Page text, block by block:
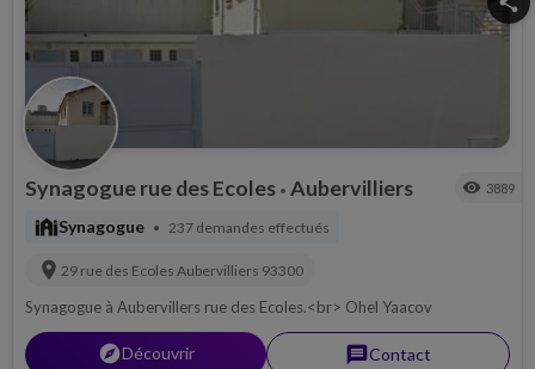
Synagogue rue des Ecoles • Aubervilliers visibility 3889
synagogueSynagogue • 237 demandes effectués
location_on 29 rue des Ecoles Aubervilliers 93300
Synagogue à Aubervillers rue des Ecoles.<br> Ohel Yaacov
explorerDécouvrir messageContact